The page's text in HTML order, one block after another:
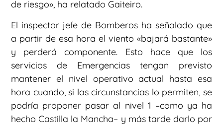
de riesgo», ha relatado Gaiteiro.
El inspector jefe de Bomberos ha señalado que
a partir de esa hora el viento «bajará bastante»
y perderá componente. Esto hace que los
servicios de Emergencias tengan previsto
mantener el nivel operativo actual hasta esa
hora cuando, si las circunstancias lo permiten, se
podría proponer pasar al nivel 1 –como ya ha
hecho Castilla la Mancha– y más tarde darlo por